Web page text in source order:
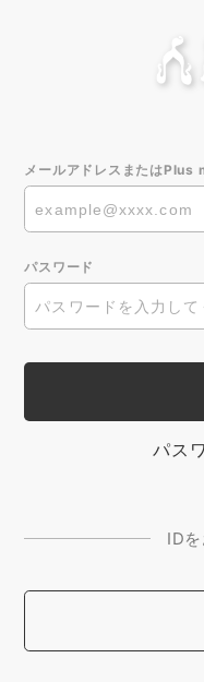
メールアドレスまたはPlus
パスワード
パス
ID